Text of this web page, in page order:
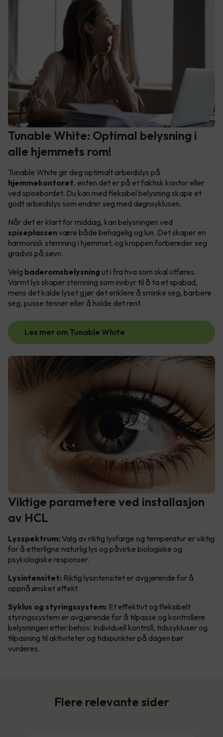
Tunable White: Optimal belysning i
alle hjemmets rom!
Tunable White gir deg optimalt arbeidslys på
hjemmekontoret, enten det er på et faktisk kontor eller
ved spisebordet. Du kan med fleksibel belysning skape et
godt arbeidslys som endrer seg med døgnsyklusen.
Når det er klart for middag, kan belysningen ved
spiseplassenvære både behagelig og lun. Det skaper en
harmonisk stemning i hjemmet, og kroppen forbereder seg
gradvis på søvn.
Velg baderomsbelysning ut i fra hva som skal utføres.
Varmt lys skaper stemning som innbyr til å ta et spabad,
mens det kalde lyset gjør det enklere å sminke seg, barbere
seg, pusse tenner eller å holde det rent.
Les mer om Tunable White
Viktige parametere ved installasjon
av HCL
Lysspektrum: Valg av riktig lysfarge og temperatur er viktig
for å etterligne naturlig lys og påvirke biologiske og
psykologiske responser.
Lysintensitet: Riktig lysintensitet er avgjørende for å
oppnå ønsket effekt.
Syklus og styringssystem: Et effektivt og fleksibelt
styringssystem er avgjørende for å tilpasse og kontrollere
belysningen etter behov. Individuell kontroll, tidssykluser og
tilpasning til aktiviteter og tidspunkter på dagen bør
vurderes.
Flere relevante sider